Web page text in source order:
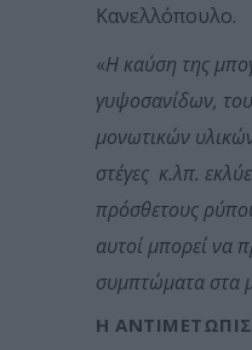
Κανελλόπουλο.
«Η καύση της
γυψοσανίδων,
μονωτικών
στέγες κ.λπ.
πρόσθετους
αυτοί μπορεί να
συμπτώματα στα
Η